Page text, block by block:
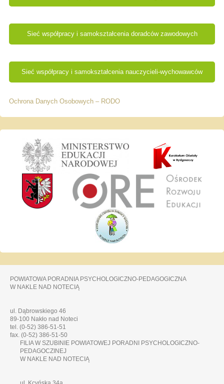
Sieć współpracy i samokształcenia doradców zawodowych
Sieć współpracy i samokształcenia nauczycieli-wychowawców
Ochrona Danych Osobowych – RODO
POWIATOWA PORADNIA PSYCHOLOGICZNO-PEDAGOGICZNA
W NAKLE NAD NOTECIĄ
ul. Dąbrowskiego 46
89-100 Nakło nad Noteci
tel. (0-52) 386-51-51
fax. (0-52) 386-51-50
FILIA W SZUBINIE POWIATOWEJ PORADNI PSYCHOLOGICZNO-
PEDAGOCZINEJ
W NAKLE NAD NOTECIĄ